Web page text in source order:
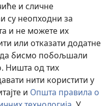
и сличне
су неопходни за
и не можете их
или отказати додатне
да бисмо побољшали
Ништа од тих
нити користити у
и Општа правила о